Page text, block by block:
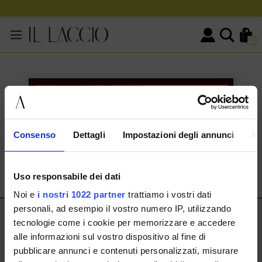
Consenso Dettagli Impostazioni degli annunci
Uso responsabile dei dati
Noi e i nostri 1022 partner trattiamo i vostri dati
personali, ad esempio il vostro numero IP, utilizzando
tecnologie come i cookie per memorizzare e accedere
alle informazioni sul vostro dispositivo al fine di
pubblicare annunci e contenuti personalizzati, misurare
0
KONTAKTINFORMATIONEN
Via Cassala 20 25126 Brescia
+393291008001
IL LACCIO
IL LACCIO